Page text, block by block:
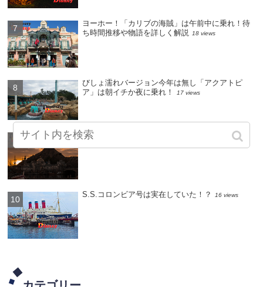
ヨーホー！「カリブの海賊」は午前中に乗れ！待
ち時間推移や物語を詳しく解説 18 views
びしょ濡れバージョン今年は無し「アクアトピ
ア」は朝イチか夜に乗れ！
17 views
ディズニーシーのアトラクション・待ち時間が短
S.S.コロンビア号は実在していた！？ 16 views